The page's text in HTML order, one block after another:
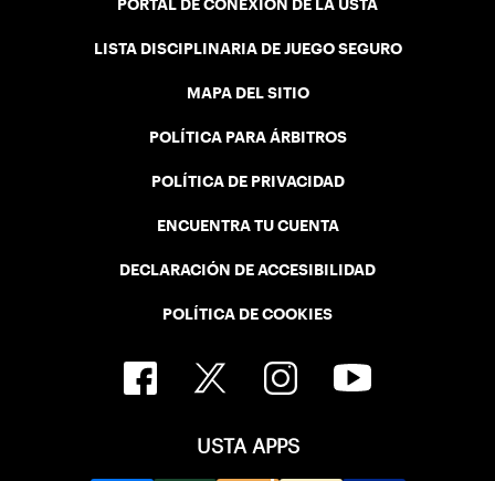
PORTAL DE CONEXIÓN DE LA USTA
LISTA DISCIPLINARIA DE JUEGO SEGURO
MAPA DEL SITIO
POLÍTICA PARA ÁRBITROS
POLÍTICA DE PRIVACIDAD
ENCUENTRA TU CUENTA
DECLARACIÓN DE ACCESIBILIDAD
POLÍTICA DE COOKIES
USTA APPS